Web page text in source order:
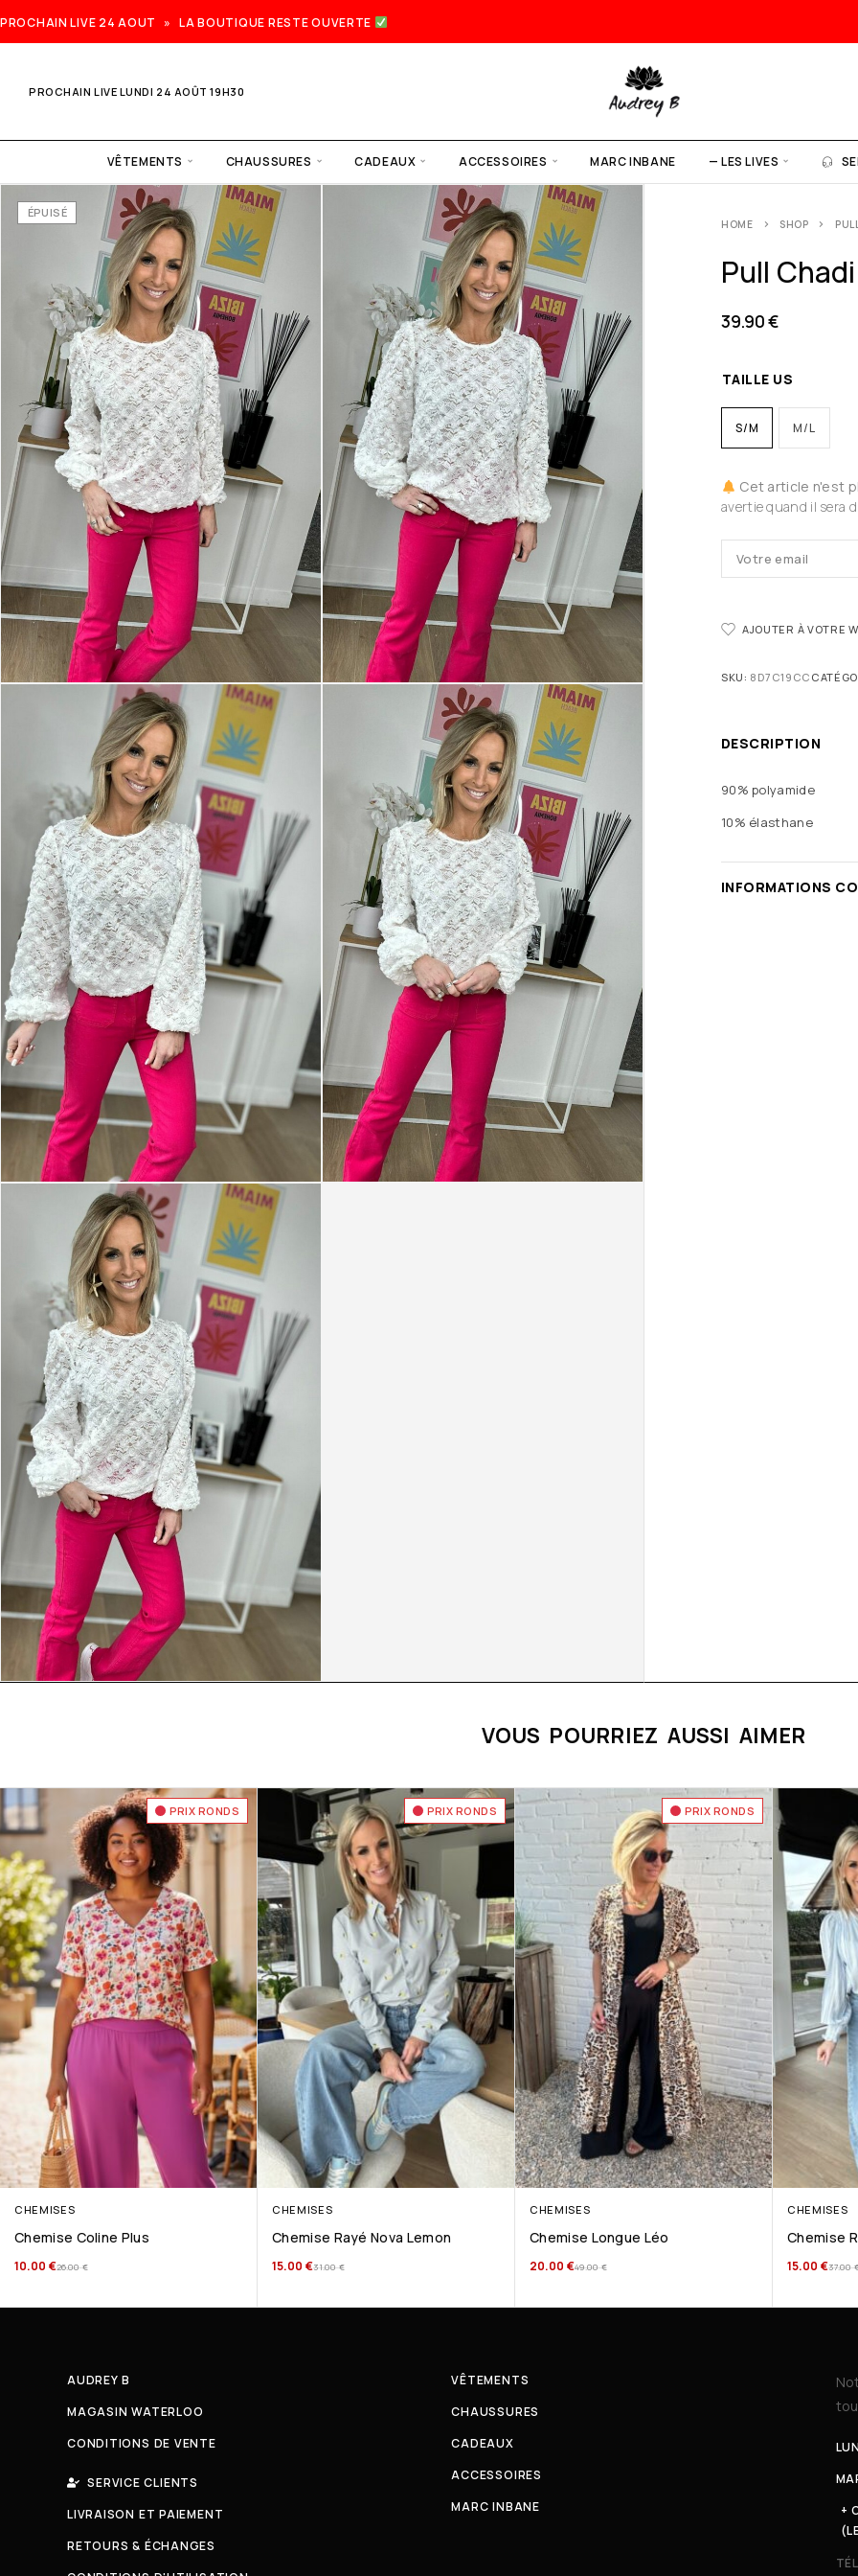
PROCHAIN LIVE 24 AOUT » LA BOUTIQUE RESTE OUVERTE
PROCHAIN LIVE LUNDI 24 AOÛT 19H30
VÊTEMENTS CHAUSSURES CADEAUX ACCESSOIRES MARC INBANE — LES LIVES
ÉPUISÉ
HOME SHOP
Pull Chadi
39.90€
TAILLE US
S/M M/L
Cet article n'est
avertie quand il sera
AJOUTER À VOTRE
SKU: 8D7C19CC
DESCRIPTION
90% polyamide
10% élasthane
INFORMATIONS
VOUS POURRIEZ AUSSI AIMER
PRIX RONDS
CHEMISES
Chemise Coline Plus
26.00€
10.00 €
PRIX RONDS
CHEMISES
Chemise Rayé Nova Lemon
31.00€
15.00 €
PRIX RONDS
CHEMISES
Chemise Longue Léo
49.00€
20.00 €
CHEMISES
Chemise
37.00
15.00 €
AUDREY B
MAGASIN WATERLOO
CONDITIONS DE VENTE
SERVICE CLIENTS
LIVRAISON ET PAIEMENT
RETOURS & ÉCHANGES
VÊTEMENTS
CHAUSSURES
CADEAUX
ACCESSOIRES
MARC INBANE
+